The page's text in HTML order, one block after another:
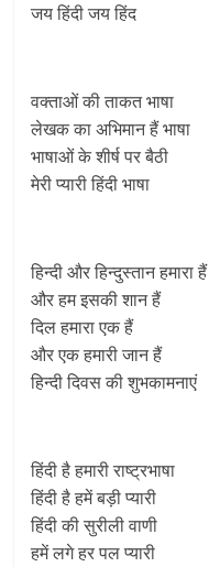
जय हिंदी जय हिंद
वक्ताओं की ताकत भाषा
लेखक का अभिमान हैं भाषा
भाषाओं के शीर्ष पर बैठी
मेरी प्यारी हिंदी भाषा
हिन्‍दी और हिन्दुस्तान हमारा हैं
और हम इसकी शान हैं
दिल हमारा एक हैं
और एक हमारी जान हैं
हिन्‍दी दिवस की शुभकामनाएं
हिंदी है हमारी राष्ट्रभाषा
हिंदी है हमें बड़ी प्यारी
हिंदी की सुरीली वाणी
हमें लगे हर पल प्यारी